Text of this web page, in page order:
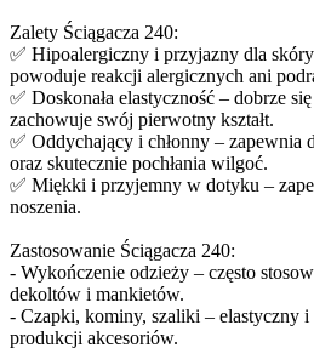
Zalety Ściągacza 240:
✅ Hipoalergiczny i przyjazny dla
powoduje reakcji alergicznych ani
✅ Doskonała elastyczność – dobrze
zachowuje swój pierwotny kształt.
✅ Oddychający i chłonny – zapewnia
oraz skutecznie pochłania wilgoć.
✅ Miękki i przyjemny w dotyku –
noszenia.
Zastosowanie Ściągacza 240:
- Wykończenie odzieży – często
dekoltów i mankietów.
- Czapki, kominy, szaliki – elastyczny i
produkcji akcesoriów.